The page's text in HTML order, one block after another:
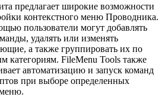
предлагает широкие возможности
контекстного меню Проводника.
пользователи могут добавлять
удалять или изменять
а также группировать их по
категориям. FileMenu Tools также
автоматизацию и запуск команд
при выборе определенных